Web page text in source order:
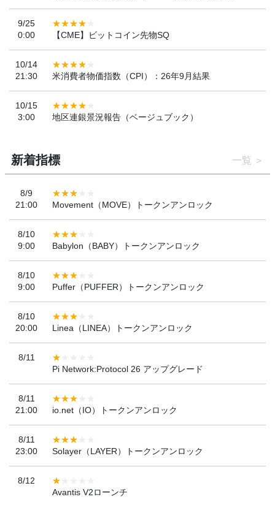
9/25
0:00
【CME】ビットコイン先物SQ
10/14
21:30
米消費者物価指数（CPI）：26年9月結果
10/15
3:00
地区連銀景況報告（ベージュブック）
新着指標 一覧
8/9
21:00
Movement（MOVE）トークンアンロック
8/10
9:00
Babylon（BABY）トークンアンロック
8/10
9:00
Puffer（PUFFER）トークンアンロック
8/10
20:00
Linea（LINEA）トークンアンロック
8/11
Pi Network:Protocol 26 アップグレード
8/11
21:00
io.net（IO）トークンアンロック
8/11
23:00
Solayer（LAYER）トークンアンロック
8/12
Avantis V2ローンチ